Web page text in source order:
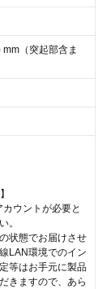
（突起部含ま
ウントが必要と
。
状態でお届けさせ
LAN環境でのイン
等はお手元に製品
きますので、あら